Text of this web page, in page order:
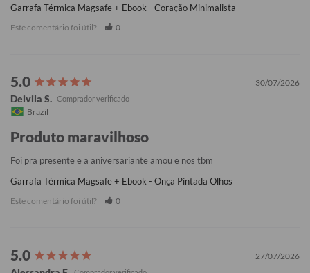
Garrafa Térmica Magsafe + Ebook - Coração Minimalista
Este comentário foi útil? 0
30/07/2026
Deivila S.
Brazil
Produto maravilhoso
Foi pra presente e a aniversariante amou e nos tbm
Garrafa Térmica Magsafe + Ebook - Onça Pintada Olhos
Este comentário foi útil? 0
27/07/2026